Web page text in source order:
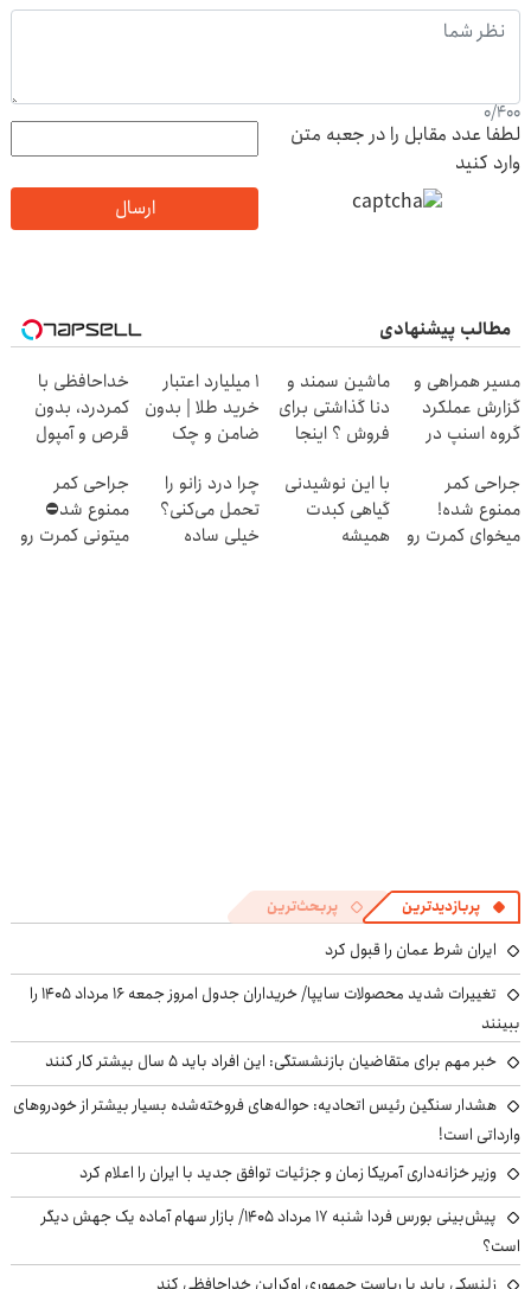
0/400
لطفا عدد مقابل را در جعبه متن
وارد کنید
ارسال
مطالب پیشنهادی
مسیر همراهی و
گزارش عملکرد
گروه اسنپ در
ماشین سمند و
دنا گذاشتی برای
فروش ؟ اینجا
بفروش
۱ میلیارد اعتبار
خرید طلا | بدون
ضامن و چک
خداحافظی با
کمردرد، بدون
قرص و آمپول
جراحی کمر
ممنوع شده!
میخوای کمرت رو
با این نوشیدنی
گیاهی کبدت
همیشه
چرا درد زانو را
تحمل می‌کنی؟
خیلی ساده
جراحی کمر
ممنوع شد⛔
میتونی کمرت رو
پربازدیدترین پربحث‌ترین
ایران شرط عمان را قبول کرد
تغییرات شدید محصولات سایپا/ خریداران جدول امروز جمعه ۱۶ مرداد ۱۴۰۵ را
ببینند
خبر مهم برای متقاضیان بازنشستگی: این افراد باید ۵ سال بیشتر کار کنند
هشدار سنگین رئیس اتحادیه: حواله‌های فروخته‌شده بسیار بیشتر از خودروهای
وارداتی است!
وزیر خزانه‌داری آمریکا زمان و جزئیات توافق جدید با ایران را اعلام کرد
پیش‌بینی بورس فردا شنبه ۱۷ مرداد ۱۴۰۵/ بازار سهام آماده یک جهش دیگر
است؟